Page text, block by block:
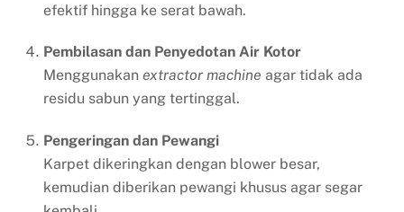
efektif hingga ke serat bawah.
Pembilasan dan Penyedotan Air Kotor
Menggunakan extractor machine agar tidak ada
residu sabun yang tertinggal.
Pengeringan dan Pewangi
Karpet dikeringkan dengan blower besar,
kemudian diberikan pewangi khusus agar segar